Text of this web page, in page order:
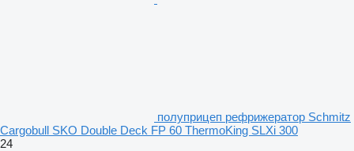
полуприцеп рефрижератор Schmitz
Cargobull SKO Double Deck FP 60 ThermoKing SLXi 300
24